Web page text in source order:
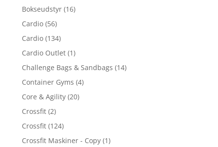
Bokseudstyr (16)
Cardio (56)
Cardio (134)
Cardio Outlet (1)
Challenge Bags & Sandbags (14)
Container Gyms (4)
Core & Agility (20)
Crossfit (2)
Crossfit (124)
Crossfit Maskiner - Copy (1)